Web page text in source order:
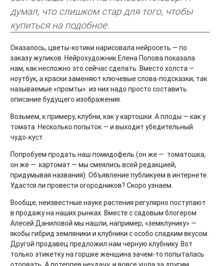
думал, что слишком стар для того, чтобы
купиться на подобное.
Оказалось, цветы-котики нарисовала нейросеть — по
заказу жуликов. Нейрохудожник Елена Попова показала
нам, как несложно это сейчас сделать. Вместо холста —
ноутбук, а краски заменяют ключевые слова-подсказки, так
называемые «промты»: из них надо просто составить
описание будущего изображения.
Возьмем, к примеру, клубни, как у картошки. А плоды — как у
томата. Несколько попыток — и выходит убедительный
чудо-куст.
Попробуем продать наш помидофель (он же — томатошка,
он же — картомат — мы смеялись всей редакцией,
придумывая названия). Объявление публикуем в интернете.
Удастся ли провести огородников? Скоро узнаем.
Вообще, неизвестные науке растения регулярно поступают
в продажу на наших рынках. Вместе с садовым блогером
Алесей Даниловой мы нашли, например, «земклунику» —
якобы гибрид земляники и клубники с особо сладким вкусом.
Другой продавец предложил нам чёрную клубнику. Вот
только этикетку на горшке женщина зачем-то попыталась